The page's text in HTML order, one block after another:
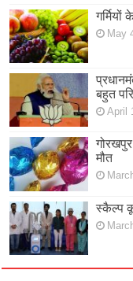
May
बहुत
April
मौत
स्कैल्प